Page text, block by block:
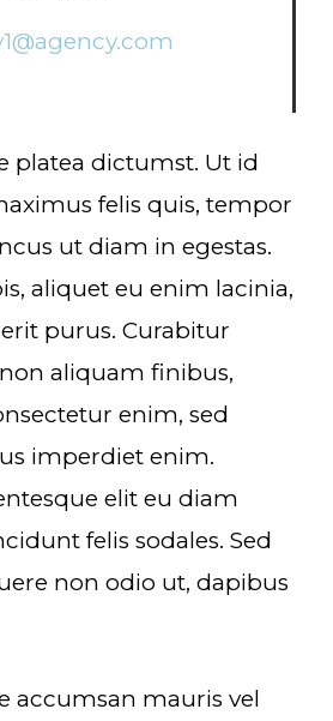
platea dictumst. Ut id
felis quis, tempor
ut diam in egestas.
aliquet eu enim lacinia,
purus. Curabitur
aliquam finibus,
enim, sed
imperdiet enim.
elit eu diam
felis sodales. Sed
non odio ut, dapibus
accumsan mauris vel